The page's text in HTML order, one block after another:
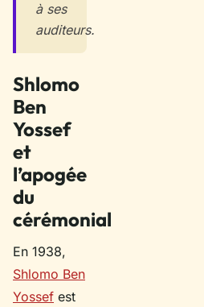
à ses
auditeurs.
Shlomo
Ben
Yossef
et
l’apogée
du
cérémonial
En 1938,
Shlomo Ben
Yossef est